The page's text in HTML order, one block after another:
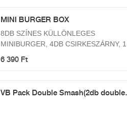
MINI BURGER BOX
8DB SZÍNES KÜLLÖNLEGES
MINIBURGER, 4DB CSIRKESZÁRNY, 1
6 390 Ft
VB Pack Double Smash(2db double